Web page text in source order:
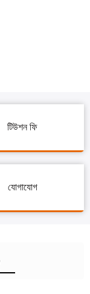
টিউশন ফি
যোগাযোগ